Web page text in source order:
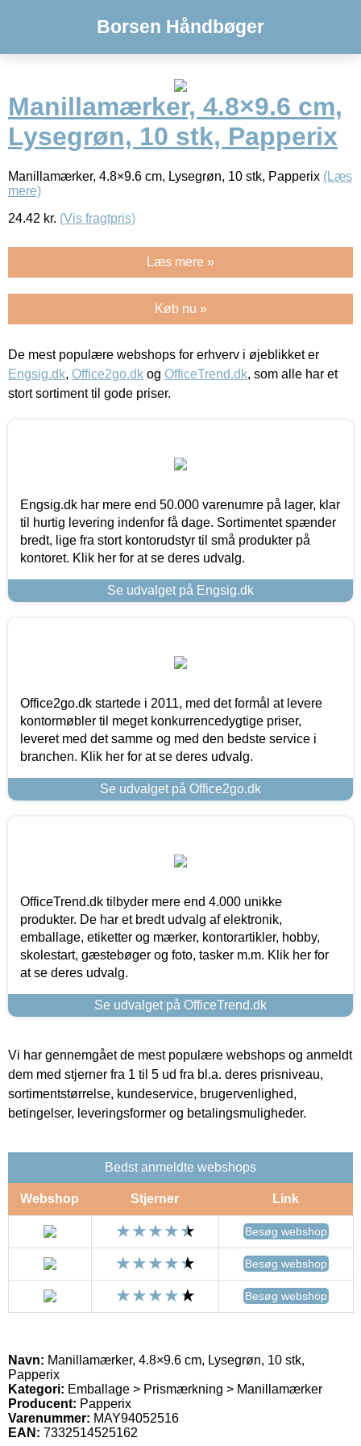
Borsen Håndbøger
Manillamærker, 4.8×9.6 cm,
Lysegrøn, 10 stk, Papperix
Manillamærker, 4.8×9.6 cm, Lysegrøn, 10 stk, Papperix (Læs
mere)
24.42 kr. (Vis fragtpris)
Læs mere »
Køb nu »
De mest populære webshops for erhverv i øjeblikket er
Engsig.dk, Office2go.dk og OfficeTrend.dk, som alle har et
stort sortiment til gode priser.
Engsig.dk har mere end 50.000 varenumre på lager, klar
til hurtig levering indenfor få dage. Sortimentet spænder
bredt, lige fra stort kontorudstyr til små produkter på
kontoret. Klik her for at se deres udvalg.
Se udvalget på Engsig.dk
Office2go.dk startede i 2011, med det formål at levere
kontormøbler til meget konkurrencedygtige priser,
leveret med det samme og med den bedste service i
branchen. Klik her for at se deres udvalg.
Se udvalget på Office2go.dk
OfficeTrend.dk tilbyder mere end 4.000 unikke
produkter. De har et bredt udvalg af elektronik,
emballage, etiketter og mærker, kontorartikler, hobby,
skolestart, gæstebøger og foto, tasker m.m. Klik her for
at se deres udvalg.
Se udvalget på OfficeTrend.dk
Vi har gennemgået de mest populære webshops og anmeldt
dem med stjerner fra 1 til 5 ud fra bl.a. deres prisniveau,
sortimentstørrelse, kundeservice, brugervenlighed,
betingelser, leveringsformer og betalingsmuligheder.
Bedst anmeldte webshops
Webshop Stjerner Link
Besøg webshop
Besøg webshop
Besøg webshop
Navn: Manillamærker, 4.8×9.6 cm, Lysegrøn, 10 stk,
Papperix
Kategori: Emballage > Prismærkning > Manillamærker
Producent: Papperix
Varenummer: MAY94052516
EAN: 7332514525162